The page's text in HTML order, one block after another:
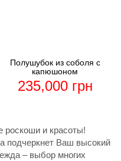
Полушубок из соболя с
капюшоном
235,000 грн
роскоши и красоты!
подчеркнет Ваш высокий
– выбор многих